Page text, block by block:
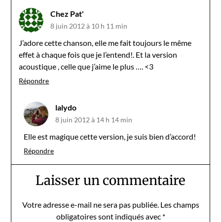
Chez Pat'
8 juin 2012 à 10 h 11 min
J’adore cette chanson, elle me fait toujours le même
effet à chaque fois que je l’entend!. Et la version
acoustique , celle que j’aime le plus …. <3
Répondre
lalydo
8 juin 2012 à 14 h 14 min
Elle est magique cette version, je suis bien d’accord!
Répondre
Laisser un commentaire
Votre adresse e-mail ne sera pas publiée. Les champs
obligatoires sont indiqués avec *